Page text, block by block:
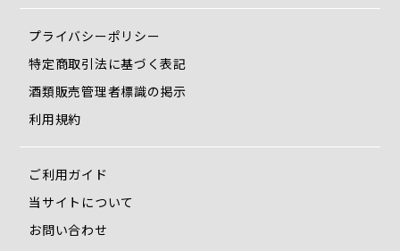
2. 好きになった人/都はるみ/3:38
3. ブルー・ライト・ヨコハマ/いしだあゆみ/3:02
4. 氷雨/佳山明生/3:41
5. 瀬戸の花嫁/小柳ルミ子/3:17
6. 女のみち/宮史郎、ぴんからトリオ/4:34
7. 高校三年生/舟木一夫/3:02
1.0 いつでも夢を/橋幸夫、吉永小百合/3:46 ※
1.1 銀座カンカン娘/高峰秀子/2:49 ※
1.3 イヨマンテの夜/伊藤久男/3:19 ※
プライバシーポリシー
特定商取引法に基づく表記
酒類販売管理者標識の掲示
利用規約
ご利用ガイド
当サイトについて
お問い合わせ